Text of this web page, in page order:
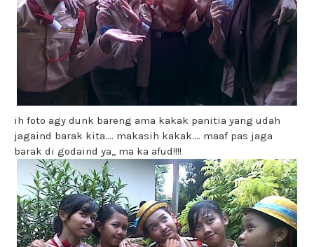
ih foto agy dunk bareng ama kakak panitia yang udah
jagaind barak kita.... makasih kakak.... maaf pas jaga
barak di godaind ya,, ma ka afud!!!!